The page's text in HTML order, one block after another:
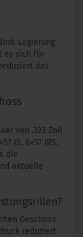
Legierung
es sich für
das
von .323 Zoll
IS, 8×57 JRS,
die
aktuelle
Geschoss
reduziert